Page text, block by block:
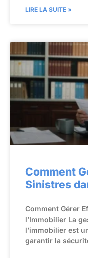
LIRE LA SUITE »
Comment
Sinistres
Comment Gérer
l’Immobilier La
l’immobilier est
garantir la